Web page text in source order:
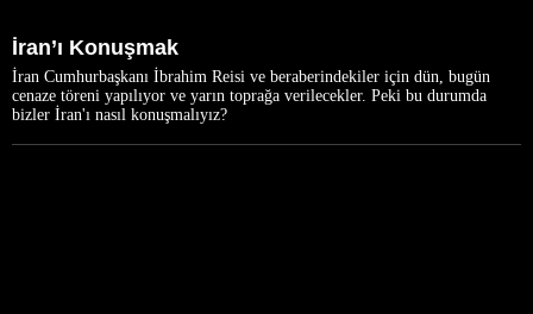
İran’ı Konuşmak
İran Cumhurbaşkanı İbrahim Reisi ve beraberindekiler için dün, bugün
cenaze töreni yapılıyor ve yarın toprağa verilecekler. Peki bu durumda
bizler İran'ı nasıl konuşmalıyız?